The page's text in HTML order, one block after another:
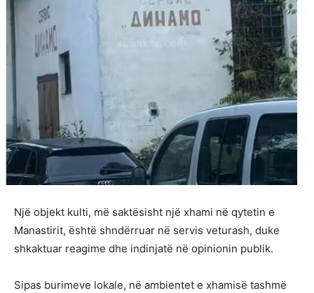
Një objekt kulti, më saktësisht një xhami në qytetin e
Manastirit, është shndërruar në servis veturash, duke
shkaktuar reagime dhe indinjatë në opinionin publik.
Sipas burimeve lokale, në ambientet e xhamisë tashmë